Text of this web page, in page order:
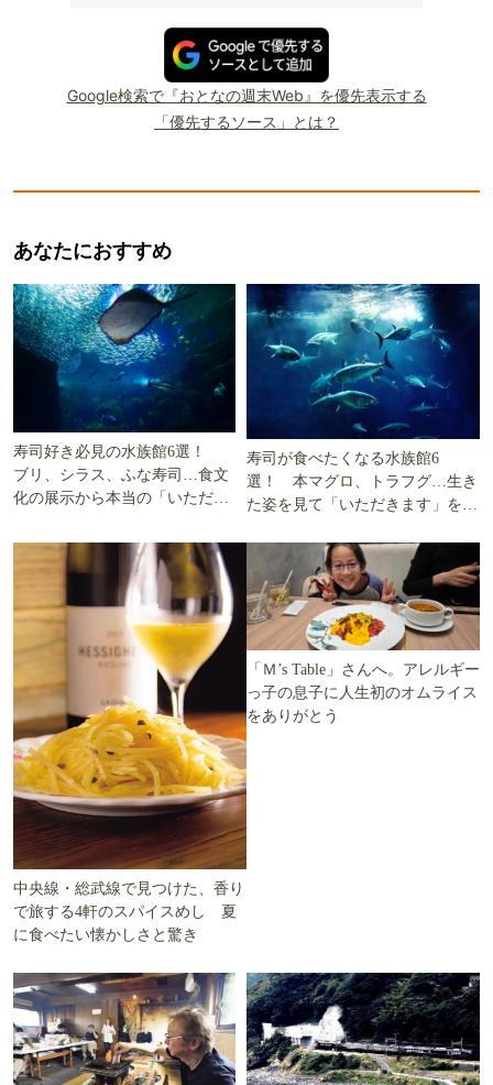
Google検索で『おとなの週末Web』を優先表示する
「優先するソース」とは？
あなたにおすすめ
寿司好き必見の水族館6選！
ブリ、シラス、ふな寿司…食文
化の展示から本当の「いただき
寿司が食べたくなる水族館6
選！ 本マグロ、トラフグ…生き
た姿を見て「いただきます」を考
中央線・総武線で見つけた、香り
で旅する4軒のスパイスめし 夏
に食べたい懐かしさと驚き
「Ｍ’s Table」さんへ。アレルギー
っ子の息子に人生初のオムライス
をありがとう